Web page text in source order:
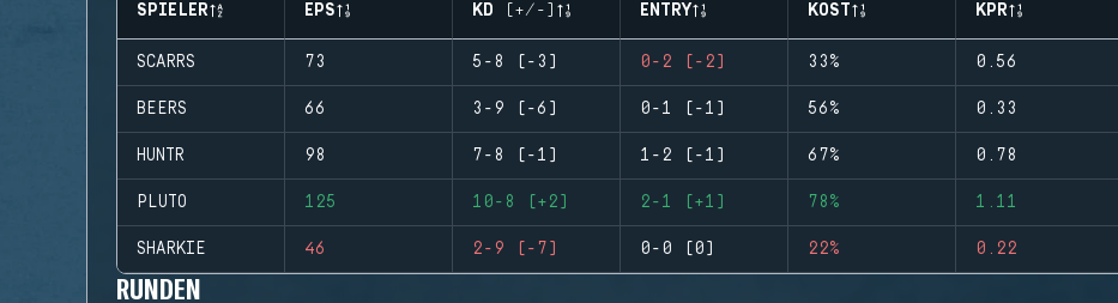
SPIELER EPS KD (+/-) ENTRY KOST KPR
SCARRS 73 5-8 (-3) 0-2 (-2) 33% 0.56
BEERS 66 3-9 (-6) 0-1 (-1) 56% 0.33
HUNTR 98 7-8 (-1) 1-2 (-1) 67% 0.78
PLUTO 125 10-8 (+2) 2-1 (+1) 78% 1.11
SHARKIE 46 2-9 (-7) 0-0 (0) 22% 0.22
RUNDEN